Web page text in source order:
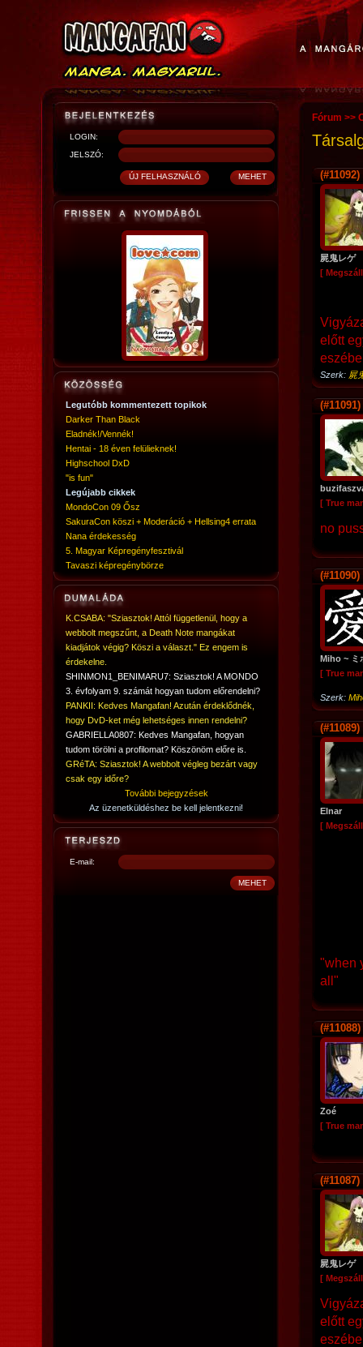
LOGIN:
JELSZÓ:
Legutóbb kommentezett topikok
Darker Than Black
Eladnék!/Vennék!
Hentai - 18 éven felülieknek!
Highschool DxD
"is fun"
Legújabb cikkek
MondoCon 09 Ősz
SakuraCon köszi + Moderáció + Hellsing4 errata
Nana érdekesség
5. Magyar Képregényfesztivál
Tavaszi képregénybörze
K.CSABA: "Sziasztok! Attól függetlenül, hogy a
webbolt megszűnt, a Death Note mangákat
kiadjátok végig? Köszi a választ." Ez engem is
érdekelne.
SHINMON1_BENIMARU7: Sziasztok! A MONDO
3. évfolyam 9. számát hogyan tudom előrendelni?
PANKII: Kedves Mangafan! Azután érdeklődnék,
hogy DvD-ket még lehetséges innen rendelni?
GABRIELLA0807: Kedves Mangafan, hogyan
tudom törölni a profilomat? Köszönöm előre is.
GRéTA: Sziasztok! A webbolt végleg bezárt vagy
csak egy időre?
További bejegyzések
Az üzenetküldéshez be kell jelentkezni!
E-mail:
Fórum >>
(#11092)
屍鬼レゲ
[
előtt
Szerk: 屍
(#11091)
[ True
no
(#11090)
Miho ~ ミ
[ True
Szerk:
(#11089)
Elnar
[
"when
all"
(#11088)
Zoé
[ True
(#11087)
屍鬼レゲ
[
előtt